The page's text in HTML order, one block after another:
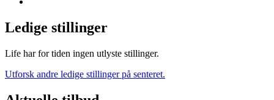
Ledige stillinger
Life har for tiden ingen utlyste stillinger.
Utforsk andre ledige stillinger på senteret.